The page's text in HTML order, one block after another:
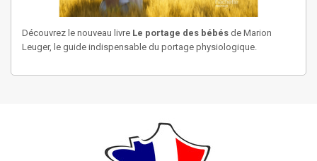
Découvrez le nouveau livre Le portage des bébés de Marion
Leuger, le guide indispensable du portage physiologique.